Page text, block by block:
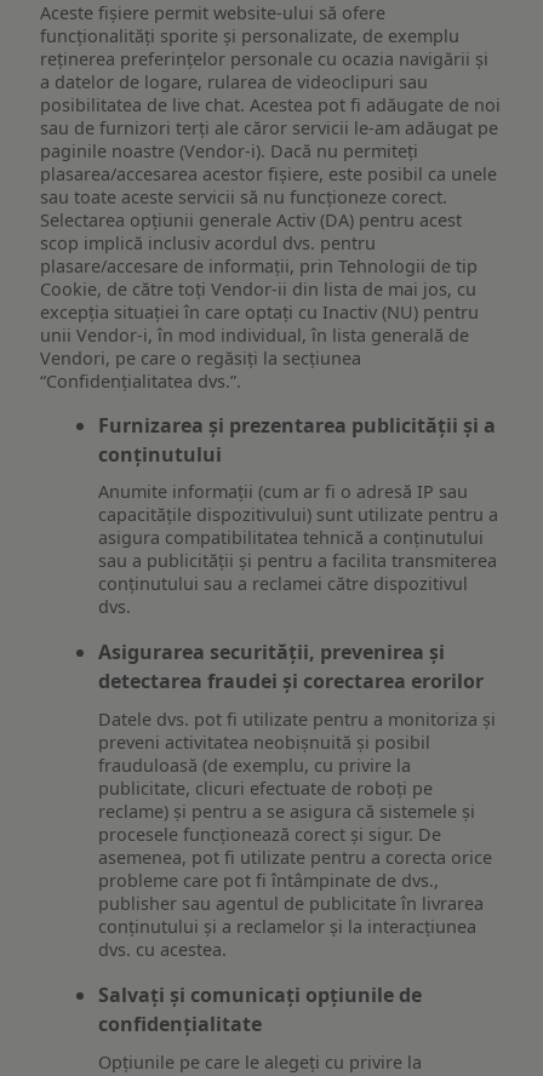
Aceste fișiere permit website-ului să ofere
funcționalități sporite și personalizate, de exemplu
reţinerea preferinţelor personale cu ocazia navigării și
a datelor de logare, rularea de videoclipuri sau
posibilitatea de live chat. Acestea pot fi adăugate de noi
sau de furnizori terți ale căror servicii le-am adăugat pe
paginile noastre (Vendor-i). Dacă nu permiteți
plasarea/accesarea acestor fișiere, este posibil ca unele
sau toate aceste servicii să nu funcționeze corect.
Selectarea opțiunii generale Activ (DA) pentru acest
scop implică inclusiv acordul dvs. pentru
plasare/accesare de informații, prin Tehnologii de tip
Cookie, de către toți Vendor-ii din lista de mai jos, cu
excepția situației în care optați cu Inactiv (NU) pentru
unii Vendor-i, în mod individual, în lista generală de
Vendori, pe care o regăsiți la secțiunea
“Confidențialitatea dvs.”.
Furnizarea și prezentarea publicității și a
conținutului
Anumite informații (cum ar fi o adresă IP sau
capacitățile dispozitivului) sunt utilizate pentru a
asigura compatibilitatea tehnică a conținutului
sau a publicității și pentru a facilita transmiterea
conținutului sau a reclamei către dispozitivul
dvs.
Asigurarea securității, prevenirea și
detectarea fraudei și corectarea erorilor
Datele dvs. pot fi utilizate pentru a monitoriza și
preveni activitatea neobișnuită și posibil
frauduloasă (de exemplu, cu privire la
publicitate, clicuri efectuate de roboți pe
reclame) și pentru a se asigura că sistemele și
procesele funcționează corect și sigur. De
asemenea, pot fi utilizate pentru a corecta orice
probleme care pot fi întâmpinate de dvs.,
publisher sau agentul de publicitate în livrarea
conținutului și a reclamelor și la interacțiunea
dvs. cu acestea.
Salvați și comunicați opțiunile de
confidențialitate
Opțiunile pe care le alegeți cu privire la